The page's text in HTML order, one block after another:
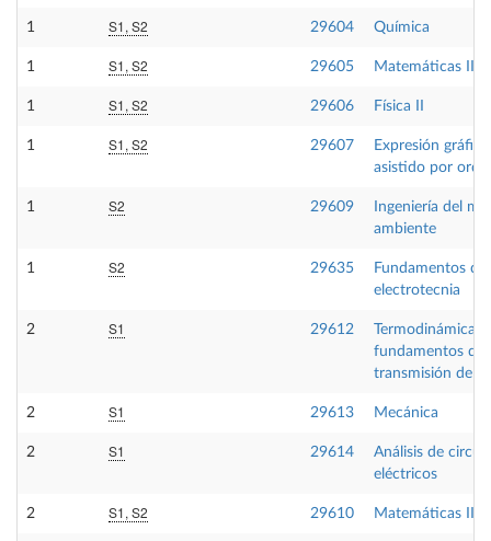
1 S1, S2 29604 Química
1 S1, S2 29605 Matemáticas II
1 S1, S2 29606 Física II
1 S1, S2 29607
Expresión
asistido por
1 S2 29609
Ingeniería del
ambiente
1 S2 29635
Fundamentos de
electrotecnia
2 S1 29612
Termodinámica
fundamentos de
transmisión de
2 S1 29613 Mecánica
2 S1 29614
Análisis de
eléctricos
2 S1, S2 29610 Matemáticas III